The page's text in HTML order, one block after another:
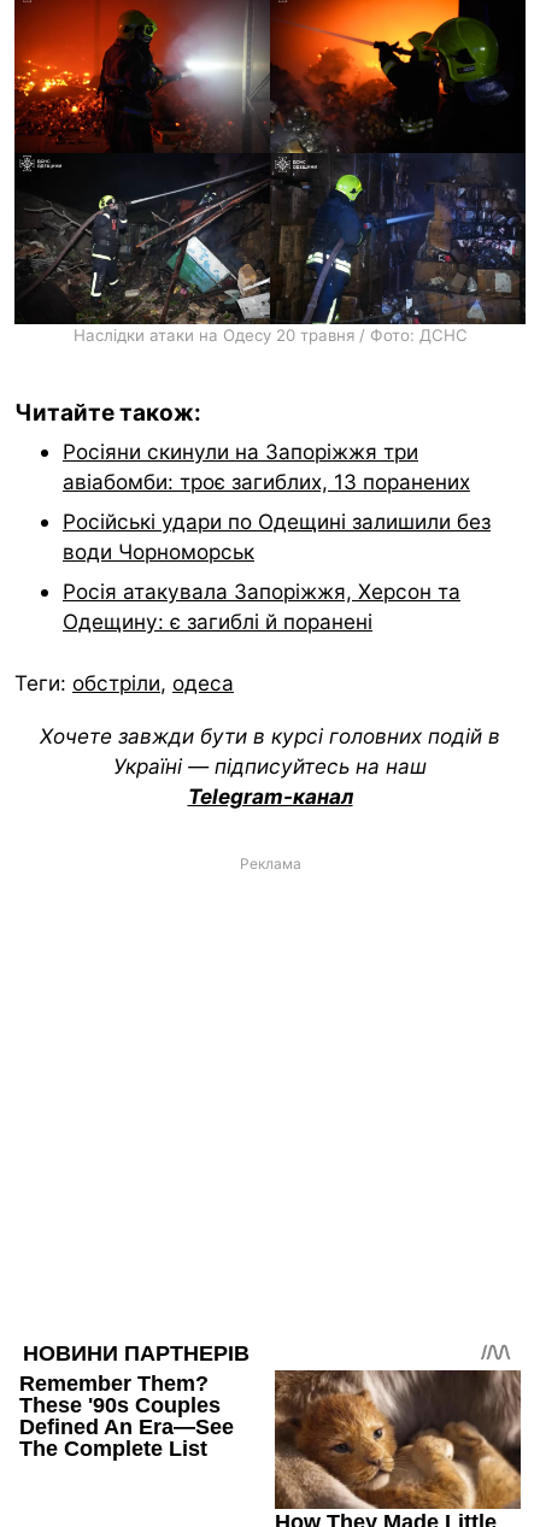
Наслідки атаки на Одесу 20 травня / Фото: ДСНС
Читайте також:
Росіяни скинули на Запоріжжя три
авіабомби: троє загиблих, 13 поранених
Російські удари по Одещині залишили без
води Чорноморськ
Росія атакувала Запоріжжя, Херсон та
Одещину: є загиблі й поранені
Теги: обстріли, одеса
Хочете завжди бути в курсі головних подій в
Україні — підписуйтесь на наш
Telegram-канал
Реклама